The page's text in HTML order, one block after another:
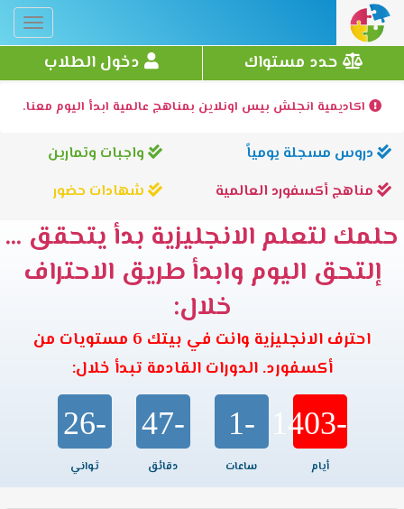
حدد مستواك دخول الطلاب
اكاديمية انجلش بيس اونلاين بمناهج عالمية ابدأ اليوم معنا.
دروس مسجلة يومياً
واجبات وتمارين
مناهج أكسفورد العالمية
شهادات حضور
حلمك لتعلم الانجليزية بدأ يتحقق ...
إلتحق اليوم وابدأ طريق الاحتراف
خلال:
احترف الانجليزية وانت في بيتك 6 مستويات من
أكسفورد. الدورات القادمة تبدأ خلال:
-1403
أيام
-1
ساعات
-47
دقائق
-26
ثواني